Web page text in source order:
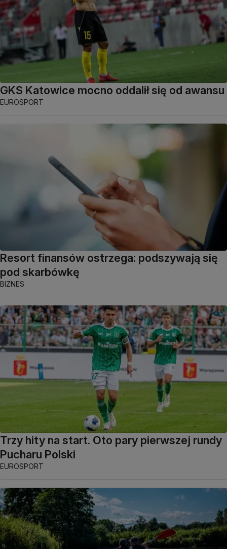
GKS Katowice mocno oddalił się od awansu
EUROSPORT
Resort finansów ostrzega: podszywają się
pod skarbówkę
BIZNES
Trzy hity na start. Oto pary pierwszej rundy
Pucharu Polski
EUROSPORT